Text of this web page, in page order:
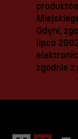
Gdyni,
lipca
zgodnie z